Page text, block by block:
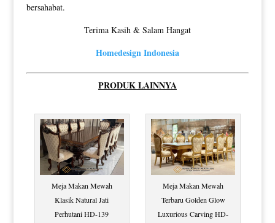
bersahabat.
Terima Kasih & Salam Hangat
Homedesign Indonesia
PRODUK LAINNYA
Meja Makan Mewah
Klasik Natural Jati
Perhutani HD-139
Meja Makan Mewah
Terbaru Golden Glow
Luxurious Carving HD-